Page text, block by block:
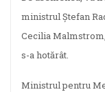
ministrul Ştefan
Cecilia
s-a hotărât.
Ministrul pentru